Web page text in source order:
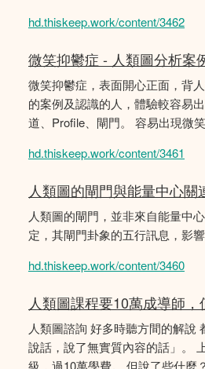
hd.thiskeep.work/content/3462
微笑抑鬱症 - 人類圖分析案
微笑抑鬱症，表面開心正面，背
的案例及認識的人，體驗較容易
道、Profile、閘門。 容易出現微笑
hd.thiskeep.work/content/3461
人類圖的閘門與能量中心關
人類圖的閘門，並非來自能量中
定，其閘門卦象的五行訊息，影
hd.thiskeep.work/content/3460
人類圖課程要10萬成導師，
人類圖諮詢 好多時聽方間的解說
說話，說了無實質內容的話」。
級，過10萬學費。 但說了些什麼